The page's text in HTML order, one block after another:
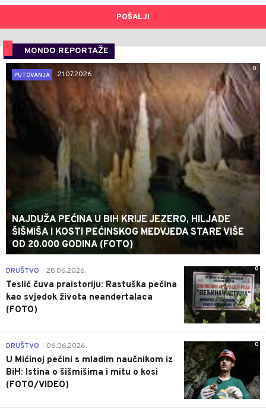
POŠALJI
MONDO REPORTAŽE
0
PUTOVANJA
21.07.2026.
NAJDUŽA PEĆINA U BIH KRIJE JEZERO, HILJADE
ŠIŠMIŠA I KOSTI PEĆINSKOG MEDVJEDA STARE VIŠE
OD 20.000 GODINA (FOTO)
0
DRUŠTVO 28.06.2026.
Teslić čuva praistoriju: Rastuška pećina
kao svjedok života neandertalaca
(FOTO)
0
DRUŠTVO 06.06.2026.
U Mićinoj pećini s mladim naučnikom iz
BiH: Istina o šišmišima i mitu o kosi
(FOTO/VIDEO)